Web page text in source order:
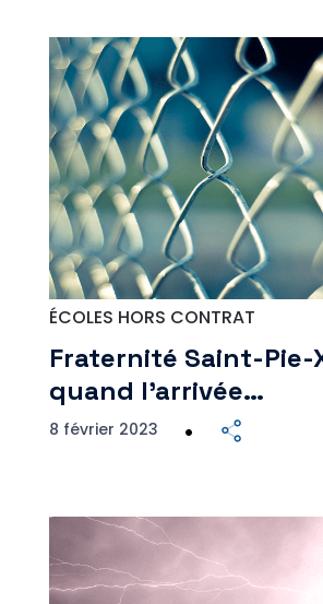
ÉCOLES HORS CONTRAT
Fraternité Saint-Pie-
quand l’arrivée…
8 février 2023